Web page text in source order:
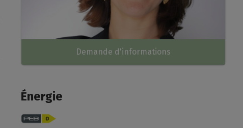
Demande d'informations
Énergie